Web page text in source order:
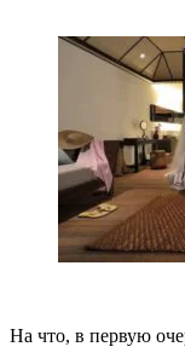
На что, в первую